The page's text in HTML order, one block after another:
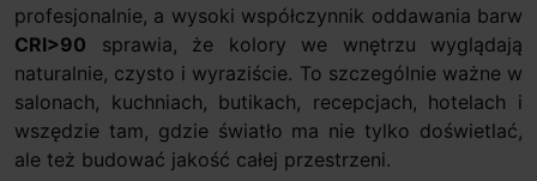
profesjonalnie, a wysoki współczynnik oddawania barw
CRI>90 sprawia, że kolory we wnętrzu wyglądają
naturalnie, czysto i wyraziście. To szczególnie ważne w
salonach, kuchniach, butikach, recepcjach, hotelach i
wszędzie tam, gdzie światło ma nie tylko doświetlać,
ale też budować jakość całej przestrzeni.